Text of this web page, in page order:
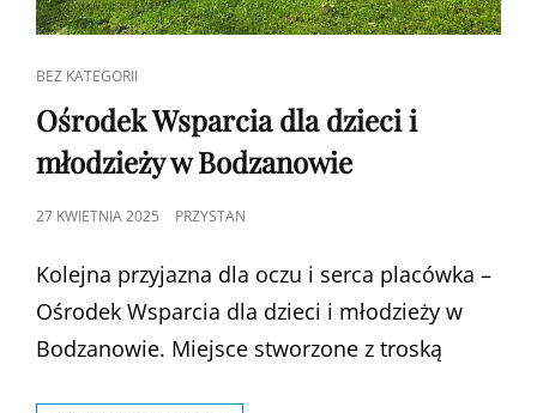
CAT
LINKS
BEZ KATEGORII
Ośrodek Wsparcia dla dzieci i
młodzieży w Bodzanowie
POSTED
27 KWIETNIA 2025 PRZYSTAN
Kolejna przyjazna dla oczu i serca placówka –
Ośrodek Wsparcia dla dzieci i młodzieży w
Bodzanowie. Miejsce stworzone z troską